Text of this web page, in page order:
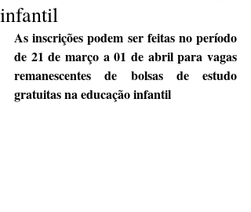
infantil
As inscrições podem ser feitas no período
de 21 de março a 01 de abril para vagas
remanescentes de bolsas de estudo
gratuitas na educação infantil